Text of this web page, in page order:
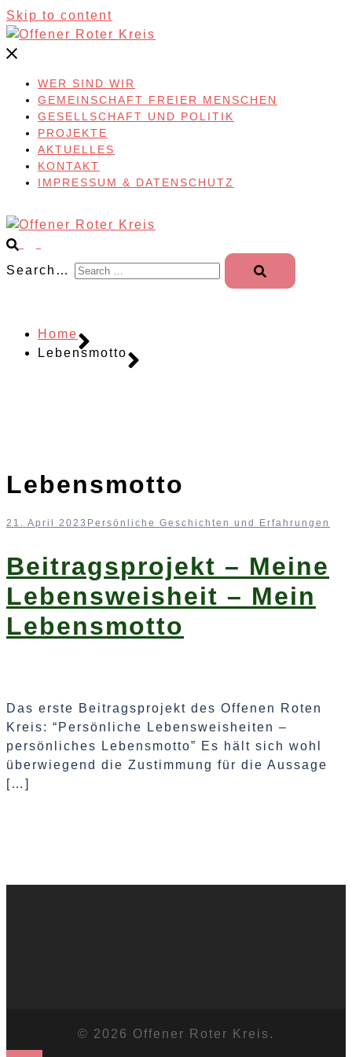
Skip to content
WER SIND WIR
GEMEINSCHAFT FREIER MENSCHEN
GESELLSCHAFT UND POLITIK
PROJEKTE
AKTUELLES
KONTAKT
IMPRESSUM & DATENSCHUTZ
Search…
Home
Lebensmotto
Lebensmotto
21. April 2023 Persönliche Geschichten und Erfahrungen
Beitragsprojekt – Meine
Lebensweisheit – Mein
Lebensmotto
Das erste Beitragsprojekt des Offenen Roten
Kreis: “Persönliche Lebensweisheiten –
persönliches Lebensmotto” Es hält sich wohl
überwiegend die Zustimmung für die Aussage
[…]
© 2026 Offener Roter Kreis.